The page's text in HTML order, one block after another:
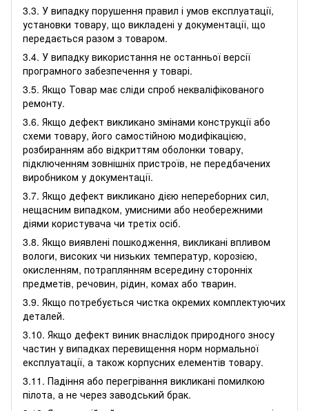
3.3. У випадку порушення правил і умов експлуатації,
установки товару, що викладені у документації, що
передається разом з товаром.
3.4. У випадку використання не останньої версії
програмного забезпечення у товарі.
3.5. Якщо Товар має сліди спроб некваліфікованого
ремонту.
3.6. Якщо дефект викликано змінами конструкції або
схеми товару, його самостійною модифікацією,
розбиранням або відкриттям оболонки товару,
підключенням зовнішніх пристроїв, не передбачених
виробником у документації.
3.7. Якщо дефект викликано дією непереборних сил,
нещасним випадком, умисними або необережними
діями користувача чи третіх осіб.
3.8. Якщо виявлені пошкодження, викликані впливом
вологи, високих чи низьких температур, корозією,
окисленням, потраплянням всередину сторонніх
предметів, речовин, рідин, комах або тварин.
3.9. Якщо потребується чистка окремих комплектуючих
деталей.
3.10. Якщо дефект виник внаслідок природного зносу
частин у випадках перевищення норм нормальної
експлуатації, а також корпусних елементів товару.
3.11. Падіння або перегрівання викликані помилкою
пілота, а не через заводський брак.